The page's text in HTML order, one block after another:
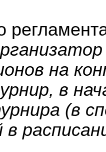
на
в
(в
в